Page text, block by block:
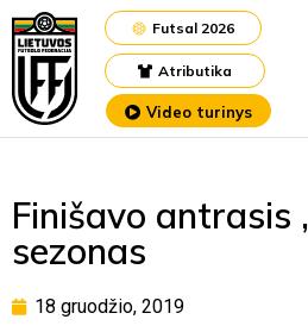
Atributika
Futsal 2026
Video turinys
Finišavo antrasis
sezonas
18 gruodžio, 2019